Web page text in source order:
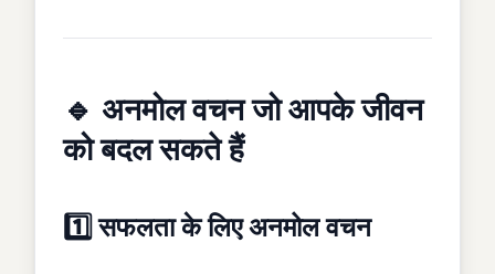
🔹 अनमोल वचन जो आपके जीवन
को बदल सकते हैं
1️⃣ सफलता के लिए अनमोल वचन